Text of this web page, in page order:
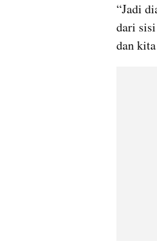
“Jadi
dari
dan